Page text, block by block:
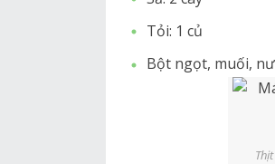
Tỏi: 1 củ
Bột ngọt, muối,